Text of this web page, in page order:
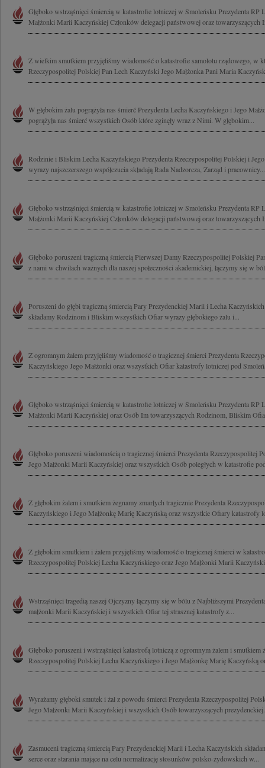
Głęboko wstrząśnięci śmiercią w katastrofie lotniczej w Smoleńsku Prezydenta RP
Małżonki Marii Kaczyńskiej Członków delegacji państwowej oraz towarzyszących
Z wielkim smutkiem przyjęliśmy wiadomość o katastrofie samolotu rządowego, w
Rzeczypospolitej Polskiej Pan Lech Kaczyński Jego Małżonka Pani Maria
W głębokim żalu pogrążyła nas śmierć Prezydenta Lecha Kaczyńskiego i Jego
pogrążyła nas śmierć wszystkich Osób które zginęły wraz z Nimi. W głębokim...
Rodzinie i Bliskim Lecha Kaczyńskiego Prezydenta Rzeczypospolitej Polskiej i
wyrazy najszczerszego współczucia składają Rada Nadzorcza, Zarząd i pracownicy...
Głęboko wstrząśnięci śmiercią w katastrofie lotniczej w Smoleńsku Prezydenta RP
Małżonki Marii Kaczyńskiej Członków delegacji państwowej oraz towarzyszących
Głęboko poruszeni tragiczną śmiercią Pierwszej Damy Rzeczypospolitej Polskiej
z nami w chwilach ważnych dla naszej społeczności akademickiej, łączymy się w
Poruszeni do głębi tragiczną śmiercią Pary Prezydenckiej Marii i Lecha
składamy Rodzinom i Bliskim wszystkich Ofiar wyrazy głębokiego żalu i...
Z ogromnym żalem przyjęliśmy wiadomość o tragicznej śmierci Prezydenta
Kaczyńskiego Jego Małżonki oraz wszystkich Ofiar katastrofy lotniczej pod
Głęboko wstrząśnięci śmiercią w katastrofie lotniczej w Smoleńsku Prezydenta RP
Małżonki Marii Kaczyńskiej oraz Osób Im towarzyszących Rodzinom, Bliskim
Głęboko poruszeni wiadomością o tragicznej śmierci Prezydenta Rzeczypospolitej
Jego Małżonki Marii Kaczyńskiej oraz wszystkich Osób poległych w katastrofie
Z głębokim żalem i smutkiem żegnamy zmarłych tragicznie Prezydenta
Kaczyńskiego i Jego Małżonkę Marię Kaczyńską oraz wszystkie Ofiary katastrofy
Z głębokim smutkiem i żalem przyjęliśmy wiadomość o tragicznej śmierci w
Rzeczypospolitej Polskiej Lecha Kaczyńskiego oraz Jego Małżonki Marii
Wstrząśnięci tragedią naszej Ojczyzny łączymy się w bólu z Najbliższymi
małżonki Marii Kaczyńskiej i wszystkich Ofiar tej strasznej katastrofy z...
Głęboko poruszeni i wstrząśnięci katastrofą lotniczą z ogromnym żalem i smutkiem
Rzeczypospolitej Polskiej Lecha Kaczyńskiego i Jego Małżonkę Marię Kaczyńską
Wyrażamy głęboki smutek i żal z powodu śmierci Prezydenta Rzeczypospolitej
Jego Małżonki Marii Kaczyńskiej i wszystkich Osób towarzyszących
Zasmuceni tragiczną śmiercią Pary Prezydenckiej Marii i Lecha Kaczyńskich
serce oraz starania mające na celu normalizację stosunków polsko-żydowskich w...